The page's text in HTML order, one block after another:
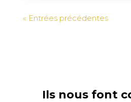
« Entrées précédentes
Ils nous font